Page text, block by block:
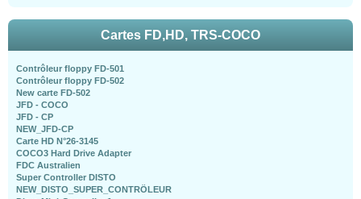
Cartes FD,HD, TRS-COCO
Contrôleur floppy FD-501
Contrôleur floppy FD-502
New carte FD-502
JFD - COCO
JFD - CP
NEW_JFD-CP
Carte HD N°26-3145
COCO3 Hard Drive Adapter
FDC Australien
Super Controller DISTO
NEW_DISTO_SUPER_CONTRÖLEUR